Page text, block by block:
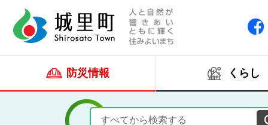
防災情報 くらし